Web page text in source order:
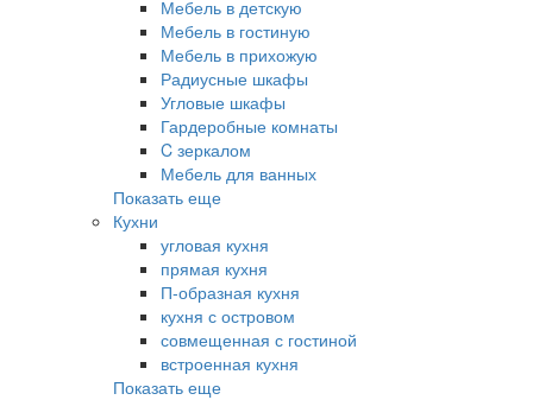
Мебель в детскую
Мебель в гостиную
Мебель в прихожую
Радиусные шкафы
Угловые шкафы
Гардеробные комнаты
C зеркалом
Мебель для ванных
Показать еще
Кухни
угловая кухня
прямая кухня
П-образная кухня
кухня с островом
совмещенная с гостиной
встроенная кухня
Показать еще